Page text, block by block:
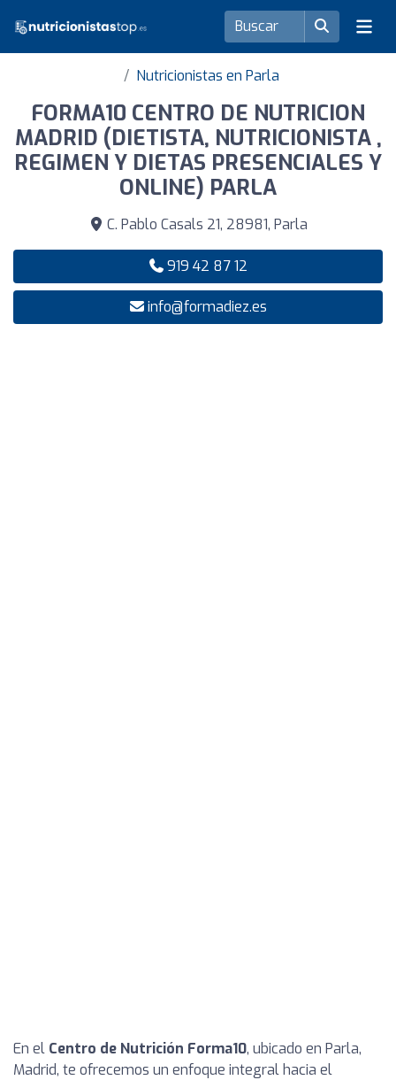
Nutricionistas en Parla
FORMA10 CENTRO DE NUTRICION
MADRID (DIETISTA, NUTRICIONISTA ,
REGIMEN Y DIETAS PRESENCIALES Y
ONLINE) PARLA
C. Pablo Casals 21, 28981, Parla
919 42 87 12
info@formadiez.es
En el Centro de Nutrición Forma10, ubicado en Parla,
Madrid, te ofrecemos un enfoque integral hacia el